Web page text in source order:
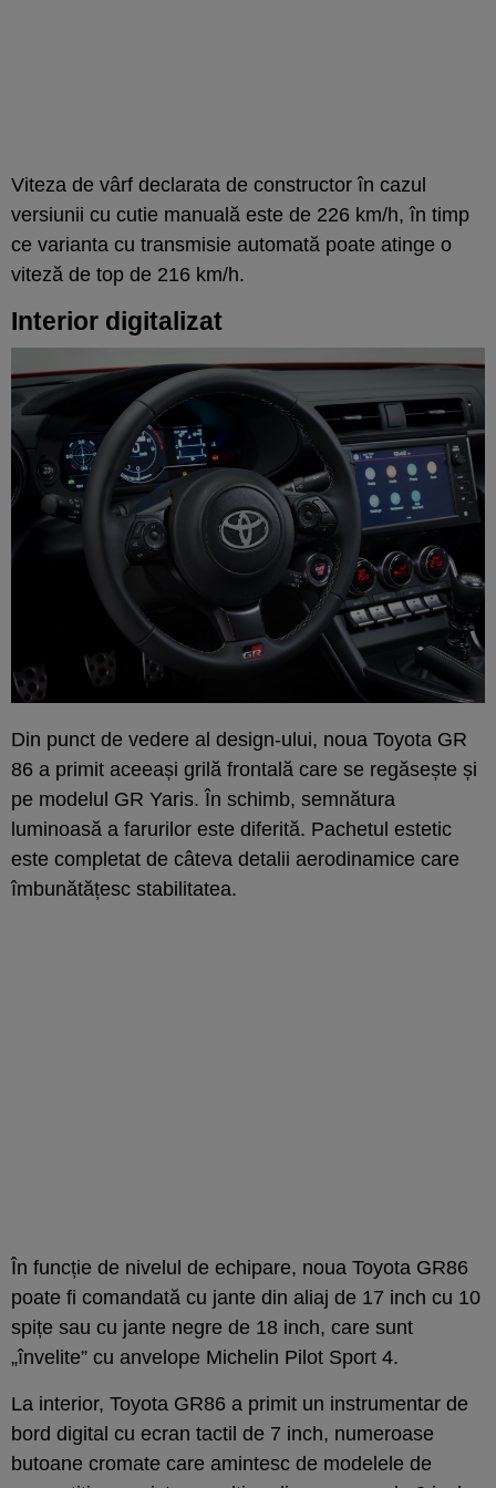
Viteza de vârf declarata de constructor în cazul
versiunii cu cutie manuală este de 226 km/h, în timp
ce varianta cu transmisie automată poate atinge o
viteză de top de 216 km/h.
Interior digitalizat
Din punct de vedere al design-ului, noua Toyota GR
86 a primit aceeași grilă frontală care se regăsește și
pe modelul GR Yaris. În schimb, semnătura
luminoasă a farurilor este diferită. Pachetul estetic
este completat de câteva detalii aerodinamice care
îmbunătățesc stabilitatea.
În funcție de nivelul de echipare, noua Toyota GR86
poate fi comandată cu jante din aliaj de 17 inch cu 10
spițe sau cu jante negre de 18 inch, care sunt
„învelite” cu anvelope Michelin Pilot Sport 4.
La interior, Toyota GR86 a primit un instrumentar de
bord digital cu ecran tactil de 7 inch, numeroase
butoane cromate care amintesc de modelele de